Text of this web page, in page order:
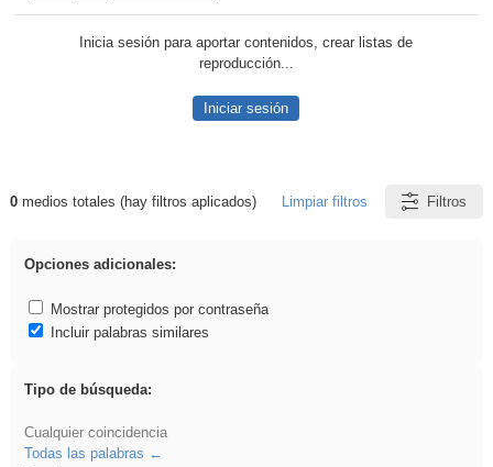
Inicia sesión para aportar contenidos, crear listas de
reproducción...
Iniciar sesión
Resultados de: rezo
0medios totales (hay filtros aplicados) Limpiar filtros Filtros
Opciones adicionales:
Mostrar protegidos por contraseña
Incluir palabras similares
Tipo de búsqueda:
Cualquier coincidencia
Todas las palabras